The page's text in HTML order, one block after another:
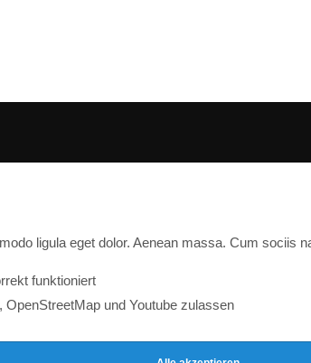
ligula eget dolor. Aenean massa. Cum sociis
funktioniert
und Youtube zulassen